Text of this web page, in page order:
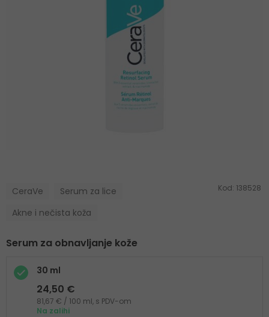
CeraVe
Serum za lice
Akne i nečista koža
Kod: 138528
Serum za obnavljanje kože
30 ml
24,50 €
81,67 € / 100 ml, s PDV-om
Na zalihi